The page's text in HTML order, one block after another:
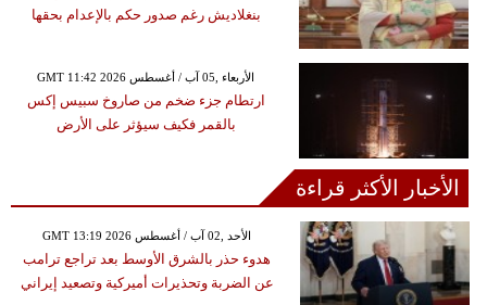
بنغلاديش رغم صدور حكم بالإعدام بحقها
GMT 11:42 2026 الأربعاء ,05 آب / أغسطس
ارتطام جزء ضخم من صاروخ سبيس إكس
بالقمر فكيف سيؤثر على الأرض
الأخبار الأكثر قراءة
GMT 13:19 2026 الأحد ,02 آب / أغسطس
هدوء حذر بالشرق الأوسط بعد تراجع ترامب
عن الضربة وتحذيرات أميركية وتصعيد إيراني